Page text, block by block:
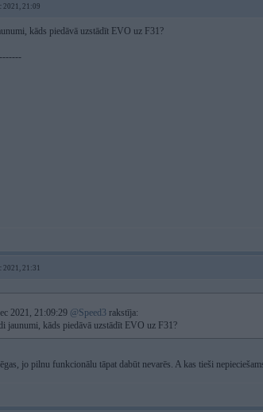
2021, 21:09
kāds piedāvā uzstādīt EVO uz F31?
2021, 21:31
2021, 21:09:29 @Speed3 rakstīja:
jaunumi, kāds piedāvā uzstādīt EVO uz F31?
jo pilnu funkcionālu tāpat dabūt nevarēs. A kas tieši